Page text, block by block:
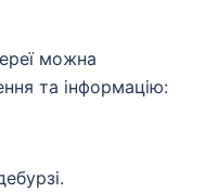
можна
та інформацію: